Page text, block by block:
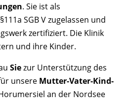
. Sie ist als
SGB V zugelassen und
zertifiziert. Die Klinik
und ihre Kinder.
Siezur Unterstützung des
unsere Mutter-Vater-Kind-
an der Nordsee